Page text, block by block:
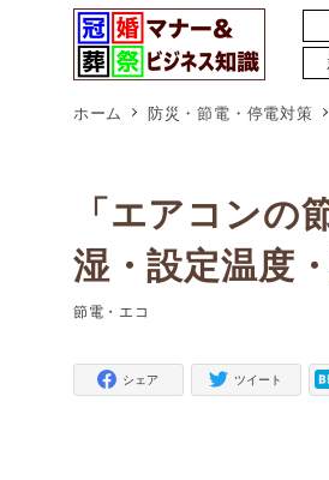
ホーム 防災・節電・停電対策
「エアコンの
湿・設定温度
タグ
節電・エコ
シェア ツイート